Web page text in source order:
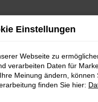
Einstellungen
Webseite zu
verarbeiten Daten für
Meinung ändern,
finden Sie hier: